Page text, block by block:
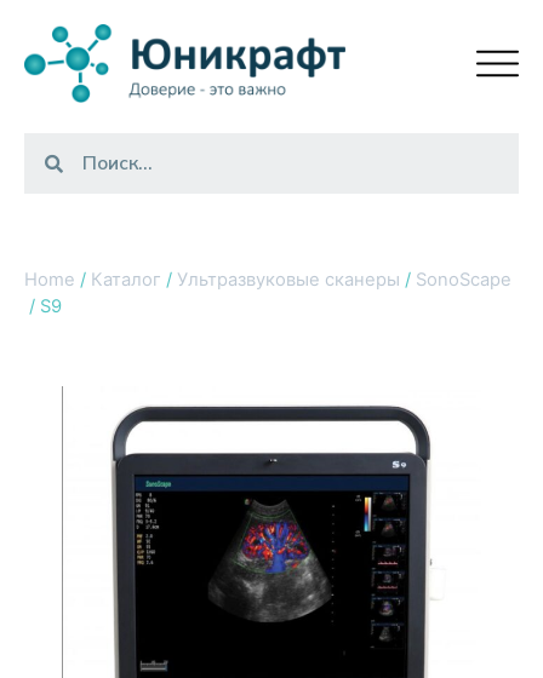
Home / Каталог / Ультразвуковые сканеры / SonoScape
/ S9